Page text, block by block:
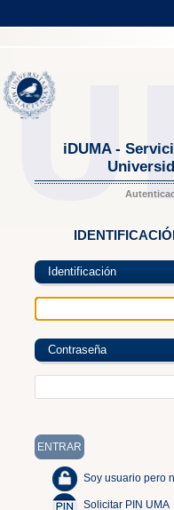
iDUMA -
Identificación
Contraseña
Soy usuario pero
Solicitar PIN UMA